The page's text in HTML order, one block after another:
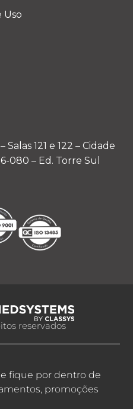
Uso
Salas 121 e 122 – Cidade
080 – Ed. Torre Sul
reservados
fique por dentro de
promoções